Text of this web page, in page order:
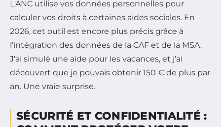
L'ANC utilise vos données personnelles pour
calculer vos droits à certaines aides sociales. En
2026, cet outil est encore plus précis grâce à
l'intégration des données de la CAF et de la MSA.
J'ai simulé une aide pour les vacances, et j'ai
découvert que je pouvais obtenir 150 € de plus par
an. Une vraie surprise.
SÉCURITÉ ET CONFIDENTIALITÉ :